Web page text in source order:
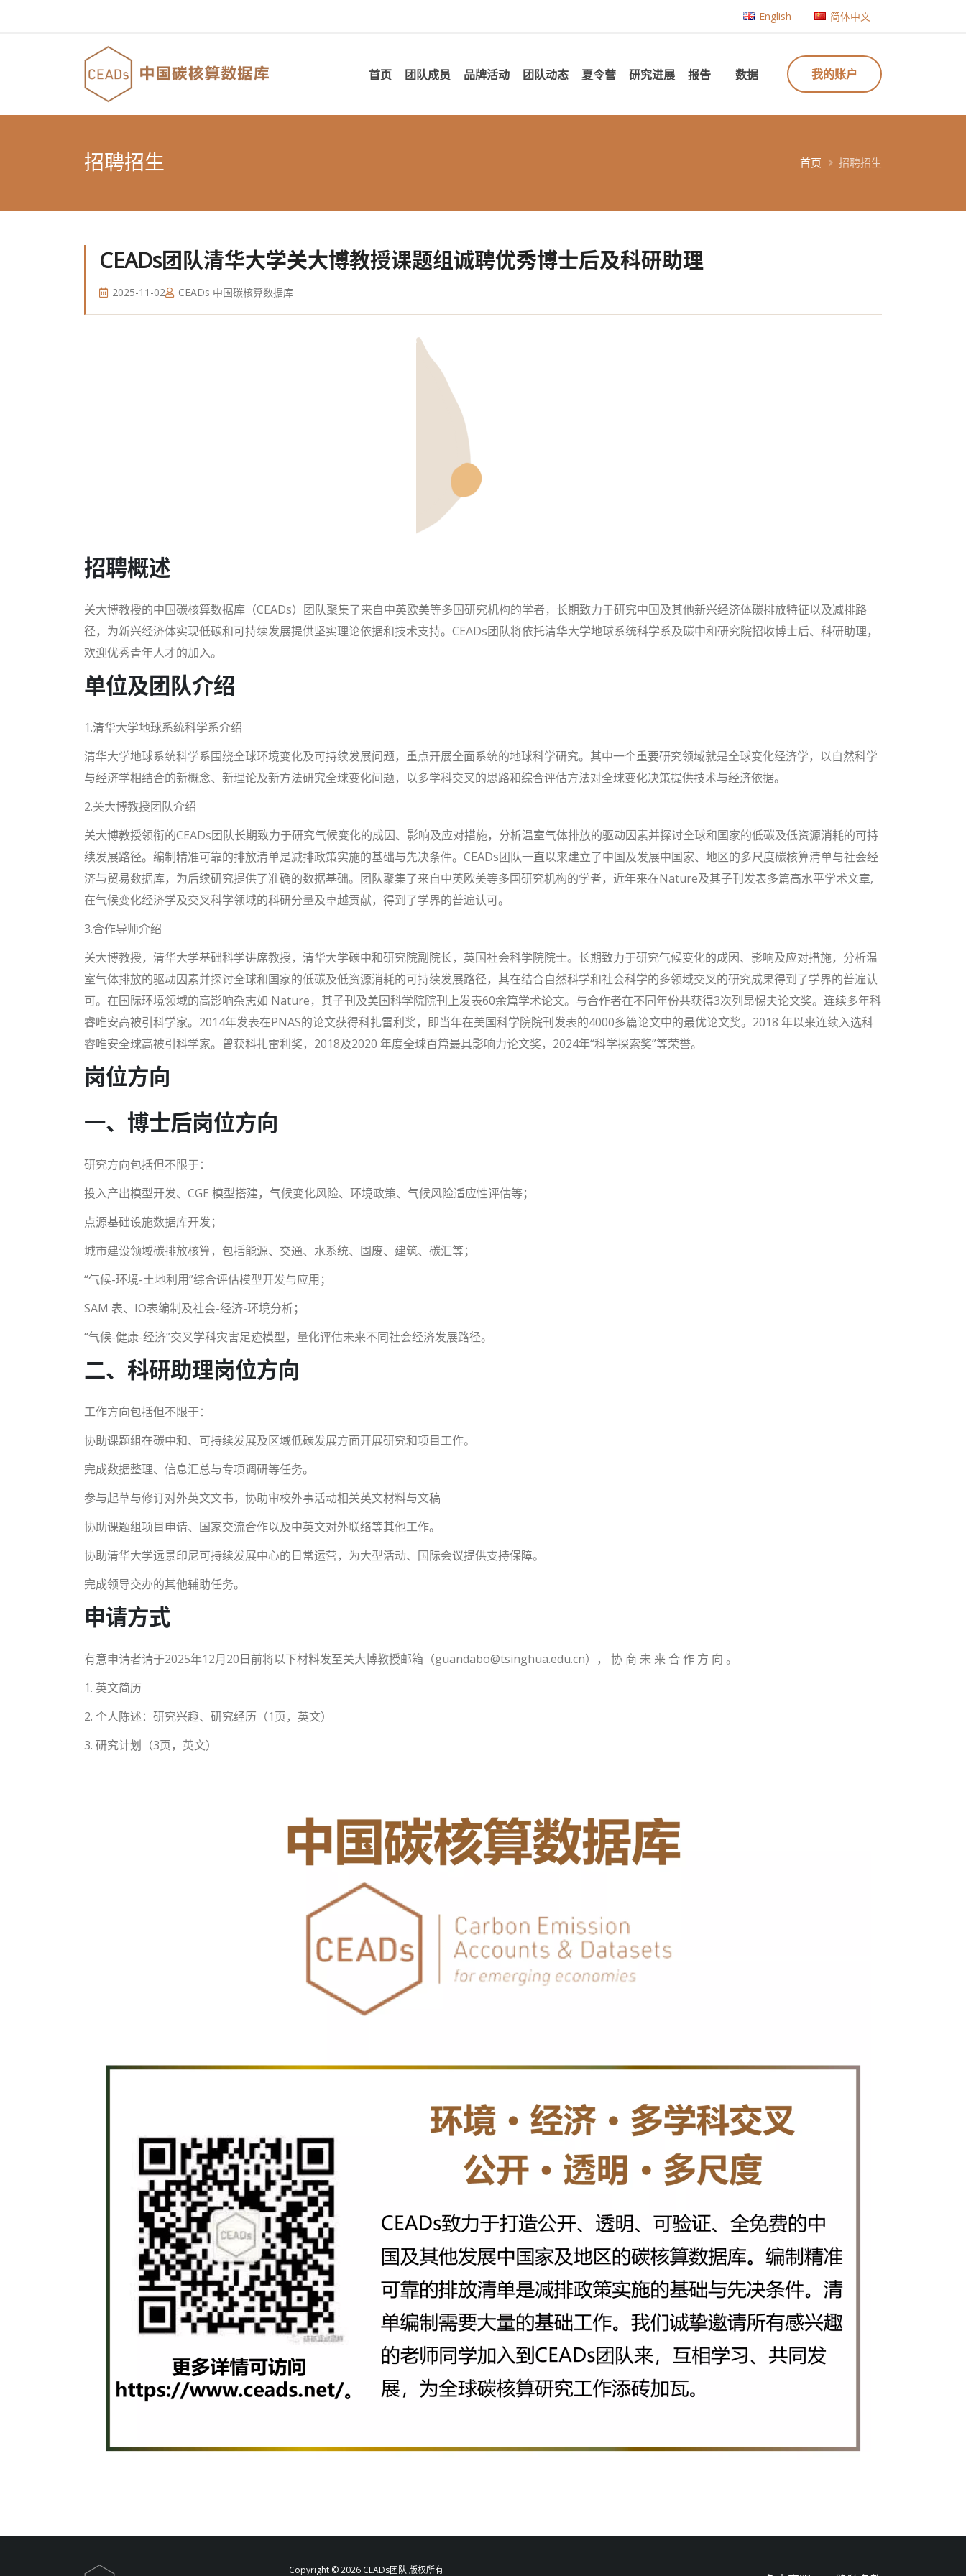
English 简体中文
首页 团队成员 品牌活动 团队动态 夏令营 研究进展 报告 数据 我的账户
招聘招生 首页 招聘招生
CEADs团队清华大学关大博教授课题组诚聘优秀博士后及科研助理
2025-11-02 CEADs 中国碳核算数据库
招聘概述
关大博教授的中国碳核算数据库（CEADs）团队聚集了来自中英欧美等多国研究机构的学者，长期致力于研究中国及其他新兴经济体碳排放特征以及减排路
径，为新兴经济体实现低碳和可持续发展提供坚实理论依据和技术支持。CEADs团队将依托清华大学地球系统科学系及碳中和研究院招收博士后、科研助理，
欢迎优秀青年人才的加入。
单位及团队介绍
1.清华大学地球系统科学系介绍
清华大学地球系统科学系围绕全球环境变化及可持续发展问题，重点开展全面系统的地球科学研究。其中一个重要研究领域就是全球变化经济学，以自然科学
与经济学相结合的新概念、新理论及新方法研究全球变化问题，以多学科交叉的思路和综合评估方法对全球变化决策提供技术与经济依据。
2.关大博教授团队介绍
关大博教授领衔的CEADs团队长期致力于研究气候变化的成因、影响及应对措施，分析温室气体排放的驱动因素并探讨全球和国家的低碳及低资源消耗的可持
续发展路径。编制精准可靠的排放清单是减排政策实施的基础与先决条件。CEADs团队一直以来建立了中国及发展中国家、地区的多尺度碳核算清单与社会经
济与贸易数据库，为后续研究提供了准确的数据基础。团队聚集了来自中英欧美等多国研究机构的学者，近年来在Nature及其子刊发表多篇高水平学术文章,
在气候变化经济学及交叉科学领域的科研分量及卓越贡献，得到了学界的普遍认可。
3.合作导师介绍
关大博教授，清华大学基础科学讲席教授，清华大学碳中和研究院副院长，英国社会科学院院士。长期致力于研究气候变化的成因、影响及应对措施，分析温
室气体排放的驱动因素并探讨全球和国家的低碳及低资源消耗的可持续发展路径，其在结合自然科学和社会科学的多领域交叉的研究成果得到了学界的普遍认
可。在国际环境领域的高影响杂志如 Nature，其子刊及美国科学院院刊上发表60余篇学术论文。与合作者在不同年份共获得3次列昂惕夫论文奖。连续多年科
睿唯安高被引科学家。2014年发表在PNAS的论文获得科扎雷利奖，即当年在美国科学院院刊发表的4000多篇论文中的最优论文奖。2018 年以来连续入选科
睿唯安全球高被引科学家。曾获科扎雷利奖，2018及2020 年度全球百篇最具影响力论文奖，2024年“科学探索奖”等荣誉。
岗位方向
一、博士后岗位方向
研究方向包括但不限于：
投入产出模型开发、CGE 模型搭建，气候变化风险、环境政策、气候风险适应性评估等；
点源基础设施数据库开发；
城市建设领域碳排放核算，包括能源、交通、水系统、固废、建筑、碳汇等；
“气候-环境-土地利用”综合评估模型开发与应用；
SAM 表、IO表编制及社会-经济-环境分析；
“气候-健康-经济”交叉学科灾害足迹模型，量化评估未来不同社会经济发展路径。
二、科研助理岗位方向
工作方向包括但不限于：
协助课题组在碳中和、可持续发展及区域低碳发展方面开展研究和项目工作。
完成数据整理、信息汇总与专项调研等任务。
参与起草与修订对外英文文书，协助审校外事活动相关英文材料与文稿
协助课题组项目申请、国家交流合作以及中英文对外联络等其他工作。
协助清华大学远景印尼可持续发展中心的日常运营，为大型活动、国际会议提供支持保障。
完成领导交办的其他辅助任务。
申请方式
有意申请者请于2025年12月20日前将以下材料发至关大博教授邮箱（guandabo@tsinghua.edu.cn）， 协 商 未 来 合 作 方 向 。
1. 英文简历
2. 个人陈述：研究兴趣、研究经历（1页，英文）
3. 研究计划（3页，英文）
Copyright ©2026 CEADs团队 版权所有